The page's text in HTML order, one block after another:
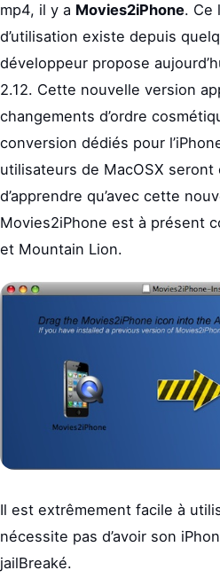
mp4, il y a Movies2iPhone. Ce
d’utilisation existe depuis
développeur propose
2.12. Cette nouvelle version
changements d’ordre
conversion dédiés pour
utilisateurs de MacOSX
d’apprendre qu’avec cette
Movies2iPhone est à présent
et Mountain Lion.
Il est extrêmement facile à
nécessite pas d’avoir son
jailBreaké.